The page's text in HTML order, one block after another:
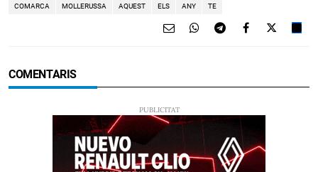
COMARCA MOLLERUSSA AQUEST ELS ANY TE
COMENTARIS